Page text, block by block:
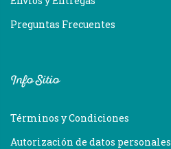
Preguntas Frecuentes
Info Sitio
Términos y Condiciones
Autorización de datos personales